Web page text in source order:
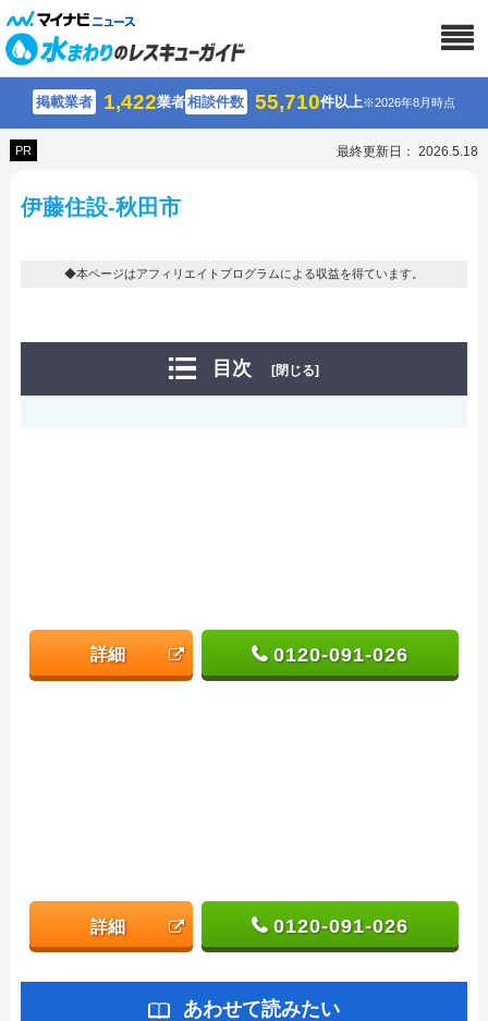
掲載業者 1,422業者相談件数 55,710件以上※2026年8月時点
PR 最終更新日： 2026.5.18
伊藤住設-秋田市
◆本ページはアフィリエイトプログラムによる収益を得ています。
目次 [閉じる]
詳細 0120-091-026
詳細 0120-091-026
あわせて読みたい